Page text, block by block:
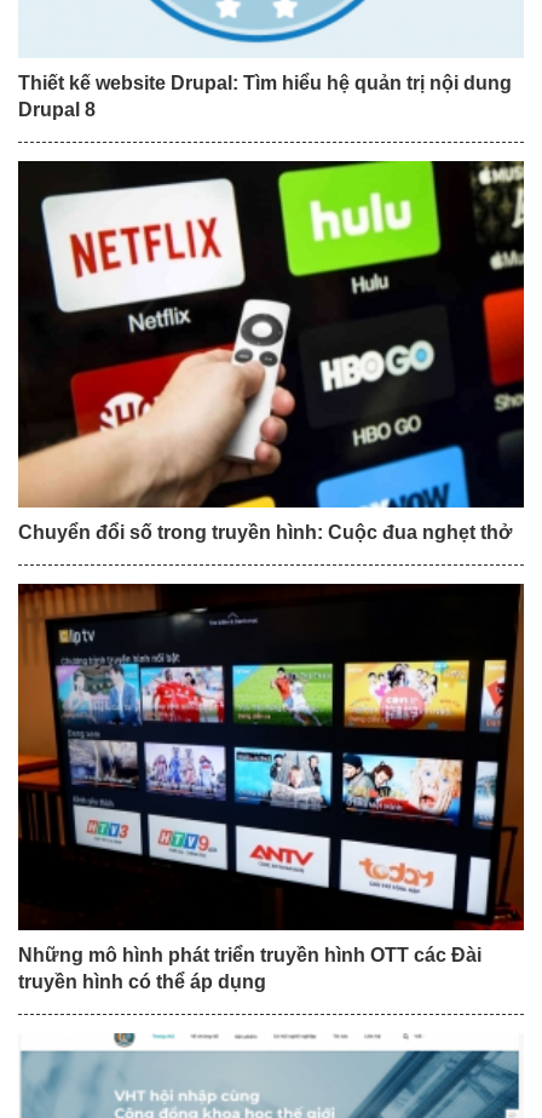
Thiết kế website Drupal: Tìm hiểu hệ quản trị nội dung
Drupal 8
Chuyển đổi số trong truyền hình: Cuộc đua nghẹt thở
Những mô hình phát triển truyền hình OTT các Đài
truyền hình có thể áp dụng